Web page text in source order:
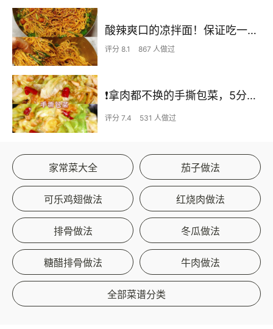
酸辣爽口的凉拌面！保证吃一次就上瘾
评分 8.1 867 人做过
❗拿肉都不换的手撕包菜，5分钟快手家常菜🔥
评分 7.4 531 人做过
家常菜大全 茄子做法
可乐鸡翅做法 红烧肉做法
排骨做法 冬瓜做法
糖醋排骨做法 牛肉做法
全部菜谱分类